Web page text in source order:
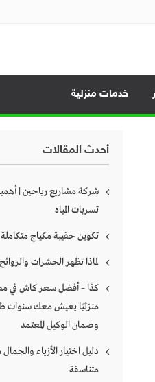
خدمات منزلية
أحدث المقالات
شركة مشاريع رياحين |
تسربات المياه
تكوين حقيبة مكياج
لماذا تظهر الحشرات
كذا – أفضل سعر كاش في
منزليًا يعيش معك سنوات
وضمان الوكيل المعتمد
دليل اختيار الأزياء
متناسقة